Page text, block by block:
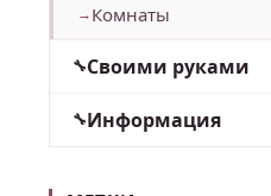
Комнаты
Своими руками
Информация